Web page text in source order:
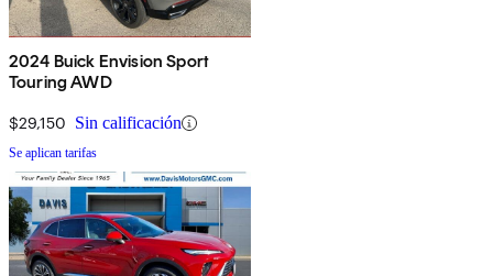
2024 Buick Envision Sport
Touring AWD
$29,150 Sin calificación
Se aplican tarifas